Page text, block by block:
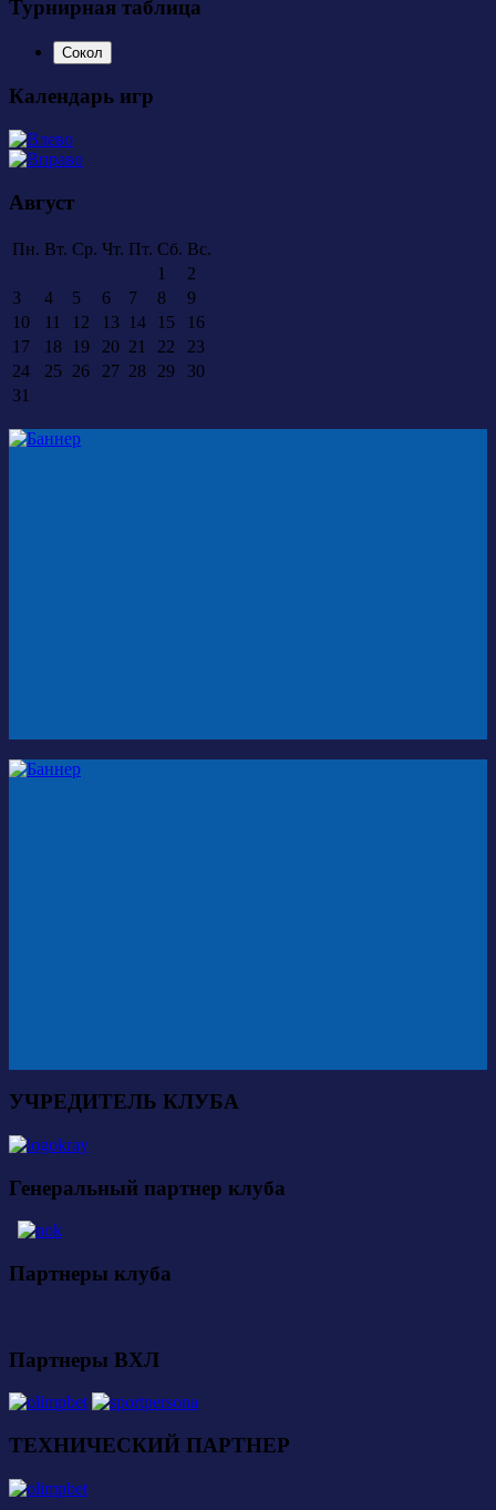
Турнирная таблица
Сокол
Календарь игр
Август
Пн. Вт. Ср. Чт. Пт. Сб. Вс.
1
2
3
4 5 6 7 8
9
10
11 12 13 14 15
16
17
18 19 20 21 22
23
24
25 26 27 28 29
30
31
УЧРЕДИТЕЛЬ КЛУБА
Генеральный партнер клуба
Партнеры клуба
Партнеры ВХЛ
ТЕХНИЧЕСКИЙ ПАРТНЕР